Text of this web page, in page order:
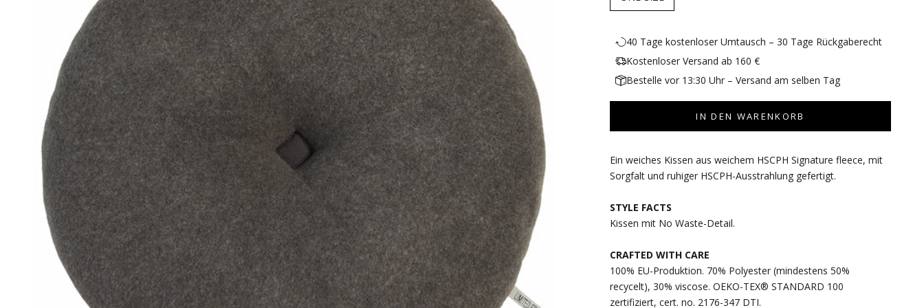
40 Tage kostenloser Umtausch – 30 Tage Rückgaberecht
Kostenloser Versand ab 160 €
Bestelle vor 13:30 Uhr – Versand am selben Tag
IN DEN WARENKORB
Ein weiches Kissen aus weichem HSCPH Signature fleece, mit
Sorgfalt und ruhiger HSCPH-Ausstrahlung gefertigt.
STYLE FACTS
Kissen mit No Waste-Detail.
CRAFTED WITH CARE
100% EU-Produktion. 70% Polyester (mindestens 50%
recycelt), 30% viscose. OEKO-TEX® STANDARD 100
zertifiziert, cert. no. 2176-347 DTI.